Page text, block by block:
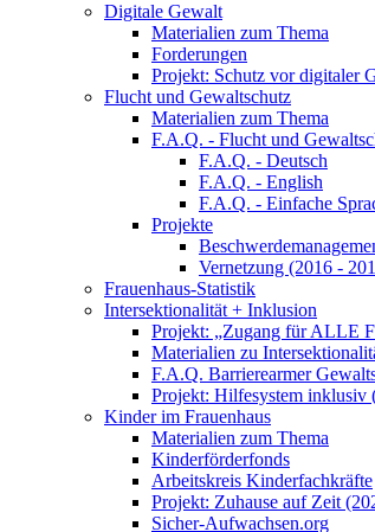
Digitale Gewalt
Materialien zum Thema
Forderungen
Projekt: Schutz vor digitaler
Flucht und Gewaltschutz
Materialien zum Thema
F.A.Q. - Flucht und
F.A.Q. - Deutsch
F.A.Q. - English
F.A.Q. - Einfache
Projekte
Vernetzung (2016 -
Frauenhaus-Statistik
Intersektionalität + Inklusion
Projekt: „Zugang für ALLE
Materialien zu
F.A.Q. Barrierearmer
Projekt: Hilfesystem inklusiv
Kinder im Frauenhaus
Materialien zum Thema
Kinderförderfonds
Arbeitskreis Kinderfachkräfte
Projekt: Zuhause auf Zeit
Sicher-Aufwachsen.org